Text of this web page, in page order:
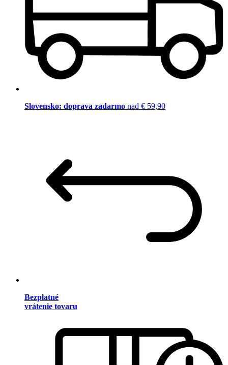
Slovensko: doprava zadarmo nad € 59,90
Bezplatné
vrátenie tovaru